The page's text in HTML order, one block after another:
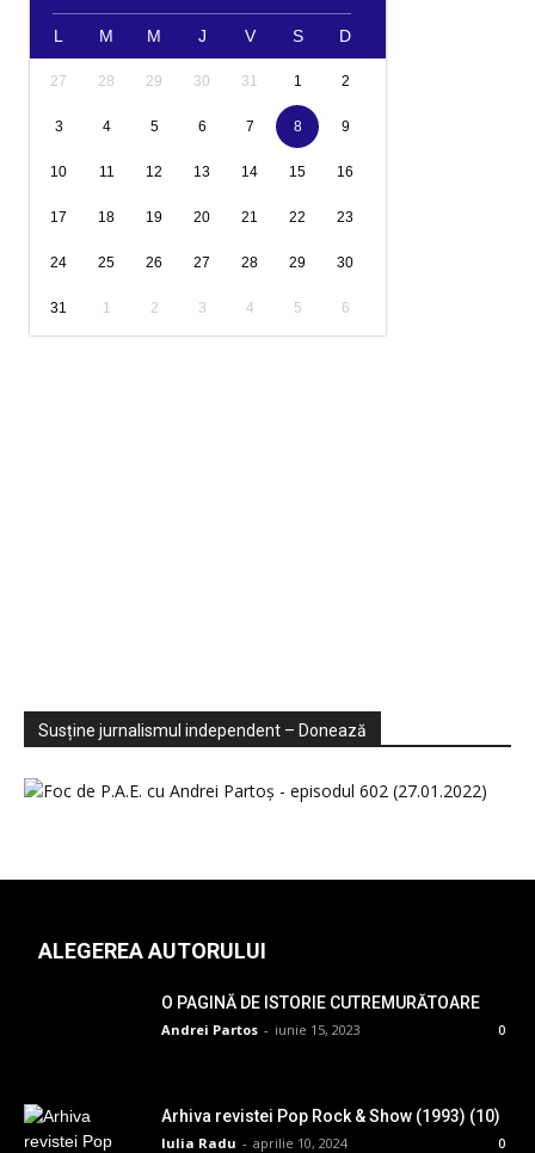
L M M J V S D
27 28 29 30 31 1 2
3 4 5 6 7 8 9
10 11 12 13 14 15 16
17 18 19 20 21 22 23
24 25 26 27 28 29 30
31 1 2 3 4 5 6
Sondaje
Video
Susține jurnalismul independent – Donează
ALEGEREA AUTORULUI
O PAGINĂ DE ISTORIE CUTREMURĂTOARE
Andrei Partos - iunie 15, 2023 0
Arhiva revistei Pop Rock & Show (1993) (10)
Iulia Radu - aprilie 10, 2024 0